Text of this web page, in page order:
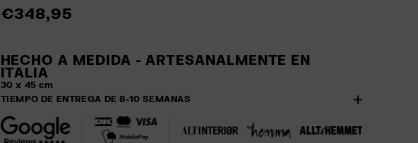
€348,95
HECHO A MEDIDA - ARTESANALMENTE EN
ITALIA
30 x 45 cm
TIEMPO DE ENTREGA DE 8-10 SEMANAS